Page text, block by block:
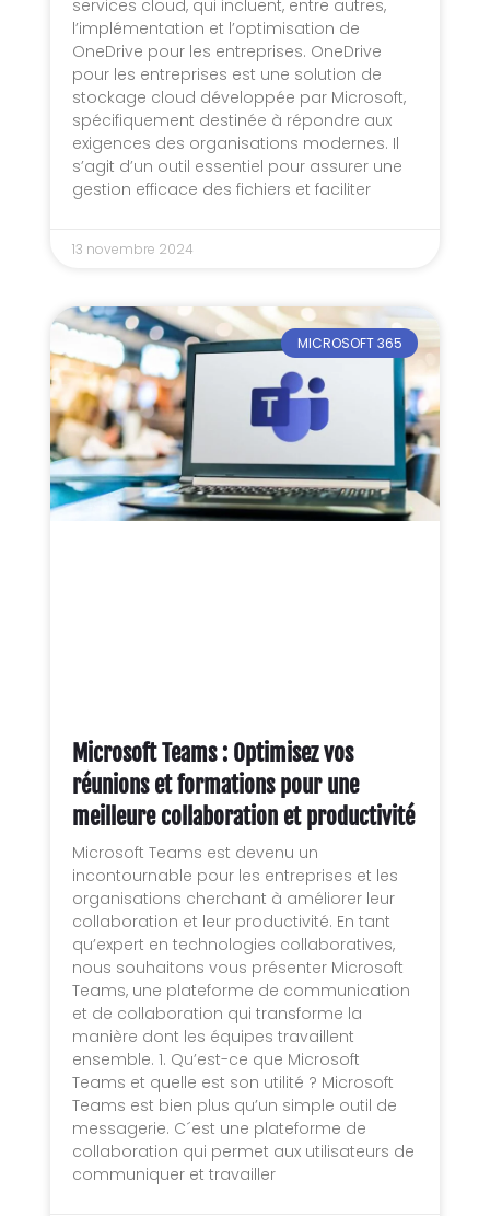
services cloud, qui incluent, entre autres,
l’implémentation et l’optimisation de
OneDrive pour les entreprises. OneDrive
pour les entreprises est une solution de
stockage cloud développée par Microsoft,
spécifiquement destinée à répondre aux
exigences des organisations modernes. Il
s’agit d’un outil essentiel pour assurer une
gestion efficace des fichiers et faciliter
13 novembre 2024
MICROSOFT 365
Microsoft Teams : Optimisez vos
réunions et formations pour une
meilleure collaboration et productivité
Microsoft Teams est devenu un
incontournable pour les entreprises et les
organisations cherchant à améliorer leur
collaboration et leur productivité. En tant
qu’expert en technologies collaboratives,
nous souhaitons vous présenter Microsoft
Teams, une plateforme de communication
et de collaboration qui transforme la
manière dont les équipes travaillent
ensemble. 1. Qu’est-ce que Microsoft
Teams et quelle est son utilité ? Microsoft
Teams est bien plus qu’un simple outil de
messagerie. C´est une plateforme de
collaboration qui permet aux utilisateurs de
communiquer et travailler